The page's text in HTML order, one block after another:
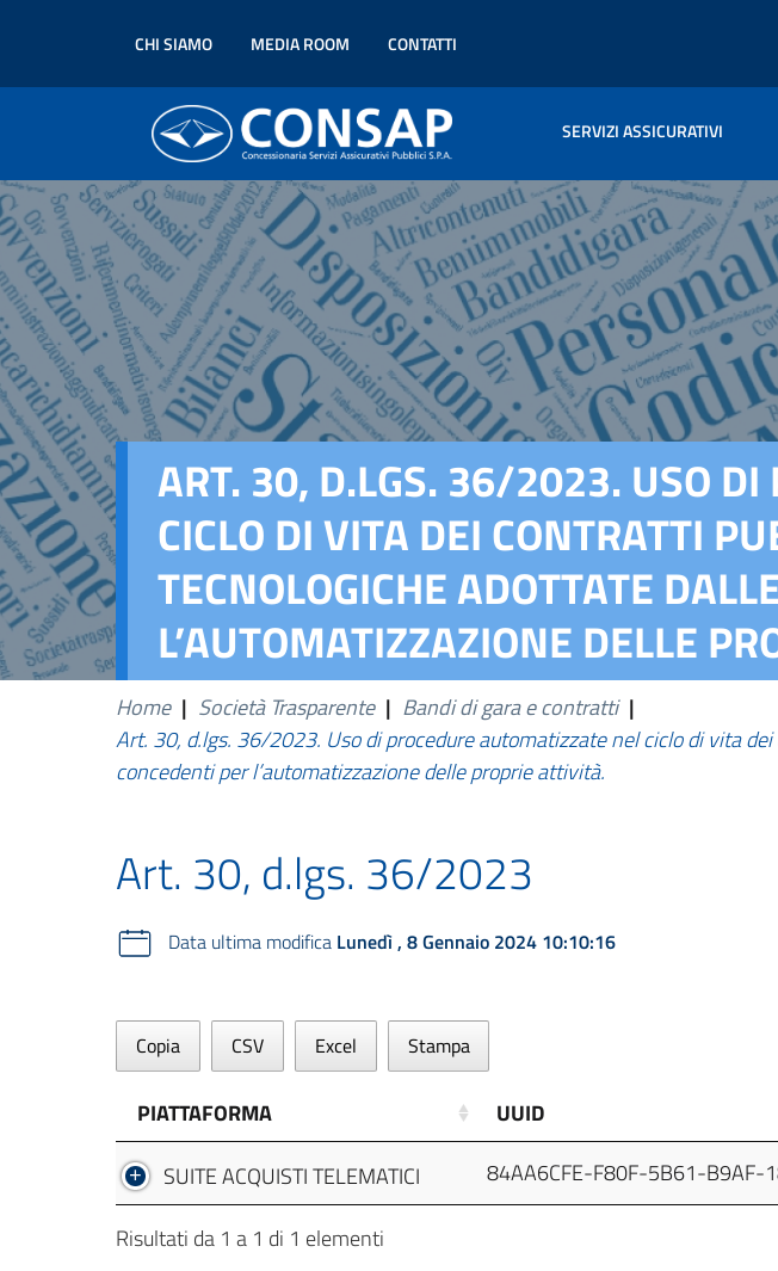
CHI SIAMO MEDIA ROOM CONTATTI
SERVIZI ASSICURATIVI
ART. 30, D.LGS. 36/2023. USO DI
CICLO DI VITA DEI CONTRATTI
TECNOLOGICHE ADOTTATE
L’AUTOMATIZZAZIONE DELLE
Home | Società Trasparente | Bandi di gara e contratti |
Art. 30, d.lgs. 36/2023. Uso di procedure automatizzate nel ciclo di vita
concedenti per l’automatizzazione delle proprie attività.
Art. 30, d.lgs. 36/2023
Data ultima modifica Lunedì , 8 Gennaio 2024 10:10:16
Copia CSV Excel Stampa
PIATTAFORMA UUID
SUITE ACQUISTI TELEMATICI
84AA6CFE-F80F-5B61-B9AF-
Risultati da 1 a 1 di 1 elementi